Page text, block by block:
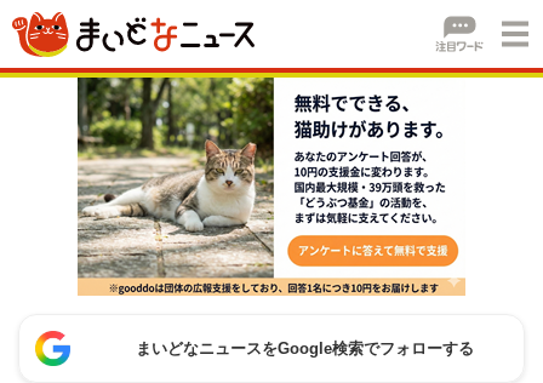
まいどなニュースをGoogle検索でフォローする